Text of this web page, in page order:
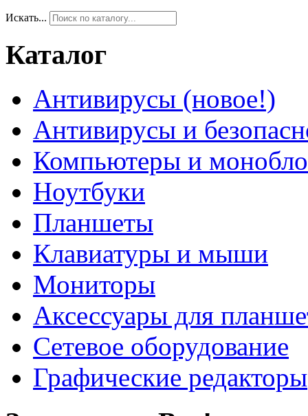
Искать...
Каталог
Антивирусы (новое!)
Антивирусы и
Компьютеры и
Ноутбуки
Планшеты
Клавиатуры и мыши
Мониторы
Аксессуары для
Сетевое оборудование
Графические редакторы